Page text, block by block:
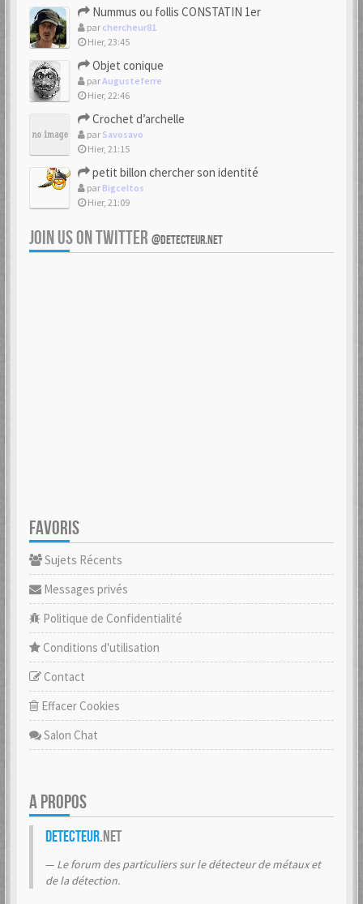
Nummus ou follis CONSTATIN 1er
par chercheur81
Hier, 23:45
Objet conique
parAugusteferre
Hier, 22:46
Crochet d’archelle
par Savosavo
Hier, 21:15
petit billon chercher son identité
par Bigceltos
Hier, 21:09
JOIN US ON TWITTER @DETECTEUR.NET
FAVORIS
Sujets Récents
Messages privés
Politique de Confidentialité
Conditions d'utilisation
Contact
Effacer Cookies
Salon Chat
A PROPOS
Detecteur.net
Le forum des particuliers sur le détecteur de métaux et
de la détection.